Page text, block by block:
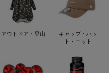
アウトドア・登山
キャップ・ハッ
ト・ニット